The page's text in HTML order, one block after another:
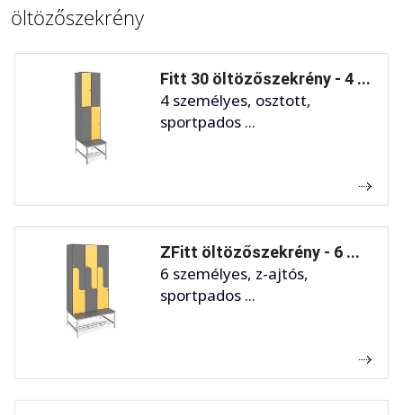
öltözőszekrény
Fitt 30 öltözőszekrény - 4 ...
4 személyes, osztott,
sportpados ...
ZFitt öltözőszekrény - 6 ...
6 személyes, z-ajtós,
sportpados ...